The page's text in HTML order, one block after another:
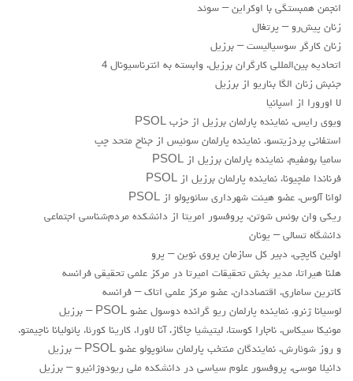
ملیت ها
تاریخی
شبکه همبستگی کارگری
تحلیل
حاکمیت
ایران و غرب
حزب پیشتاز
برنامه انقلابی
انقلاب کارگری
سوسیالیسم
اتحاد مارکسیست ها
انجمن همبستگی با اوکراین – سوئد
زنان پیش‌رو – پرتغال
زنان کارگر سوسیالیست – برزیل
اتحادیه بین‌المللی کارگران برزیل، وابسته به انترناسیونال 4
جنبش زنان الگا بناریو از برزیل
لا اورورا از اسپانیا
ویوی رایس، نماینده پارلمان برزیل از حزب PSOL
استفانی پردزیتسو، نماینده پارلمان سوئیس از جناح متحد چپ
سامیا بومفیم، نماینده پارلمان برزیل از PSOL
فرناندا ملچیونا، نماینده پارلمان برزیل از PSOL
لوانا آلوس، عضو هيئت شهرداری سائوپولو از PSOL
ریکی وان بوئس شوتن، پروفسور امریتا از دانشکده مردم‌شناسی اجتماعی
دانشگاه تسالی – یونان
اولین کاپچی، دبیر کل سازمان پروی نوین – پرو
هلنا هیراتا، مدیر بخش تحقیقات امیرتا در مرکز علمی تحقیقی فرانسه
کاترین ساماری، اقتصاددان، عضو مرکز علمی اتاک – فرانسه
لوسيانا ژنرو، نماينده پارلمان ريو گرانده دوسول عضو PSOL – برزیل
مونیکا سیکاس، ناجارا کوستا، لیتیشیا چاگاز، آنا لاورا، کارينا کورئا، پائولیانا ناچیمتو،
و روز شوئارش، نمایندگان منتخب پارلمان سائوپولو عضو PSOL – برزیل
دانیلا موسی، پروفسور علوم سیاسی در دانشکده ملی ریودوژانیرو – برزیل